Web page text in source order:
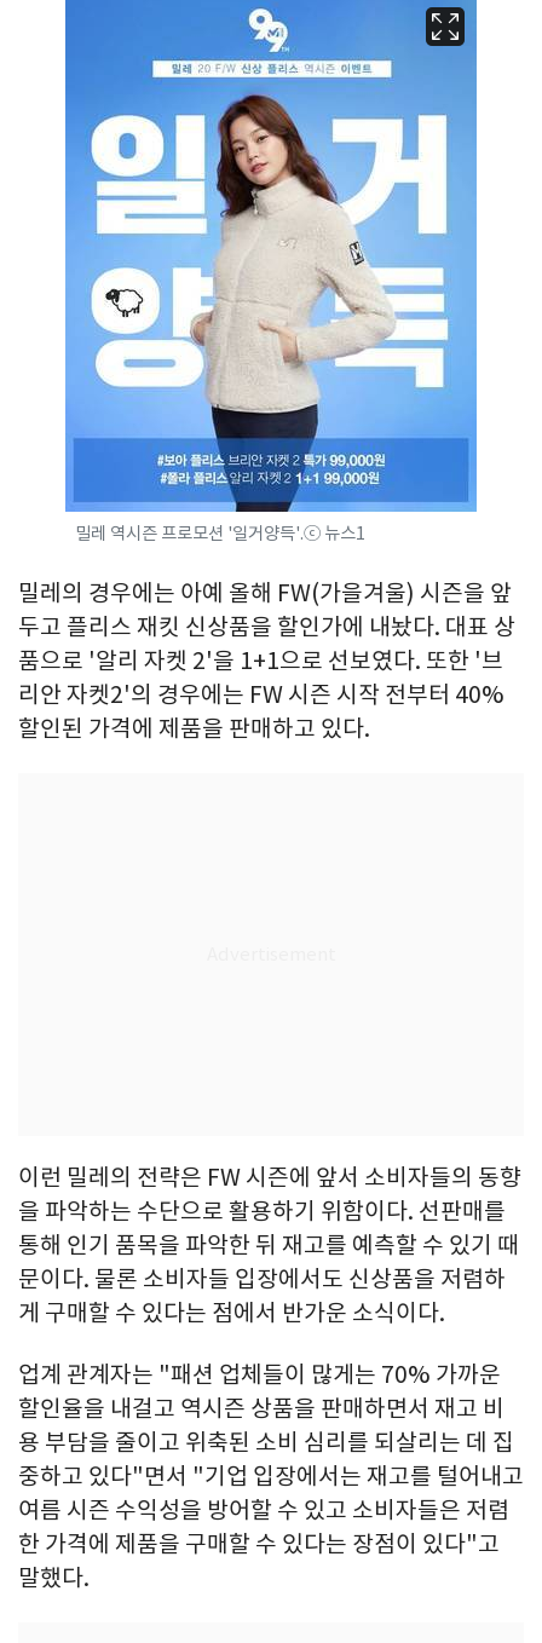
밀레 역시즌 프로모션 '일거양득'.ⓒ 뉴스1
밀레의 경우에는 아예 올해 FW(가을겨울) 시즌을 앞
두고 플리스 재킷 신상품을 할인가에 내놨다. 대표 상
품으로 '알리 자켓 2'을 1+1으로 선보였다. 또한 '브
리안 자켓2'의 경우에는 FW 시즌 시작 전부터 40%
할인된 가격에 제품을 판매하고 있다.
이런 밀레의 전략은 FW 시즌에 앞서 소비자들의 동향
을 파악하는 수단으로 활용하기 위함이다. 선판매를
통해 인기 품목을 파악한 뒤 재고를 예측할 수 있기 때
문이다. 물론 소비자들 입장에서도 신상품을 저렴하
게 구매할 수 있다는 점에서 반가운 소식이다.
업계 관계자는 "패션 업체들이 많게는 70% 가까운
할인율을 내걸고 역시즌 상품을 판매하면서 재고 비
용 부담을 줄이고 위축된 소비 심리를 되살리는 데 집
중하고 있다"면서 "기업 입장에서는 재고를 털어내고
여름 시즌 수익성을 방어할 수 있고 소비자들은 저렴
한 가격에 제품을 구매할 수 있다는 장점이 있다"고
말했다.